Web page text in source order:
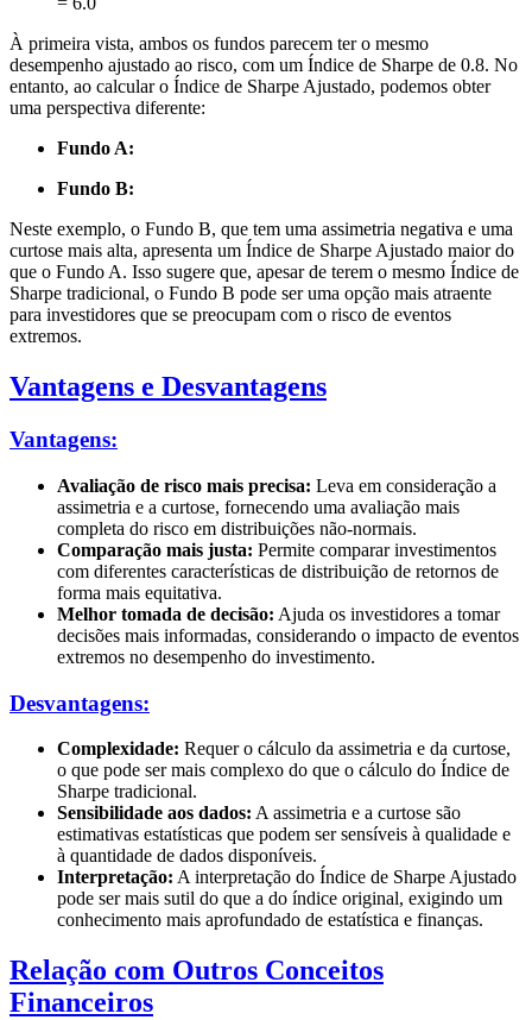
À primeira vista, ambos os fundos parecem ter o mesmo
desempenho ajustado ao risco, com um Índice de Sharpe de 0.8. No
entanto, ao calcular o Índice de Sharpe Ajustado, podemos obter
uma perspectiva diferente:
Fundo A:
Fundo B:
Neste exemplo, o Fundo B, que tem uma assimetria negativa e uma
curtose mais alta, apresenta um Índice de Sharpe Ajustado maior do
que o Fundo A. Isso sugere que, apesar de terem o mesmo Índice de
Sharpe tradicional, o Fundo B pode ser uma opção mais atraente
para investidores que se preocupam com o risco de eventos
extremos.
Vantagens e Desvantagens
Vantagens:
Avaliação de risco mais precisa: Leva em consideração a
assimetria e a curtose, fornecendo uma avaliação mais
completa do risco em distribuições não-normais.
Comparação mais justa: Permite comparar investimentos
com diferentes características de distribuição de retornos de
forma mais equitativa.
Melhor tomada de decisão: Ajuda os investidores a tomar
decisões mais informadas, considerando o impacto de eventos
extremos no desempenho do investimento.
Desvantagens:
Complexidade: Requer o cálculo da assimetria e da curtose,
o que pode ser mais complexo do que o cálculo do Índice de
Sharpe tradicional.
Sensibilidade aos dados: A assimetria e a curtose são
estimativas estatísticas que podem ser sensíveis à qualidade e
à quantidade de dados disponíveis.
Interpretação: A interpretação do Índice de Sharpe Ajustado
pode ser mais sutil do que a do índice original, exigindo um
conhecimento mais aprofundado de estatística e finanças.
Relação com Outros Conceitos
Financeiros